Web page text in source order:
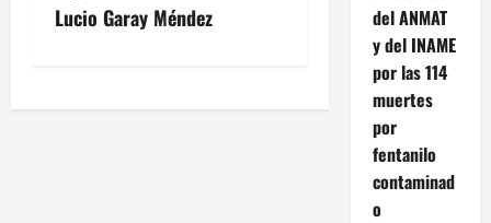
v
g
Lucio Garay Méndez
del ANMAT
y del INAME
por las 114
muertes
por
fentanilo
contaminad
o